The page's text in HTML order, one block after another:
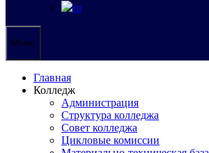
Меню
Главная
Колледж
Администрация
Структура колледжа
Совет колледжа
Цикловые комиссии